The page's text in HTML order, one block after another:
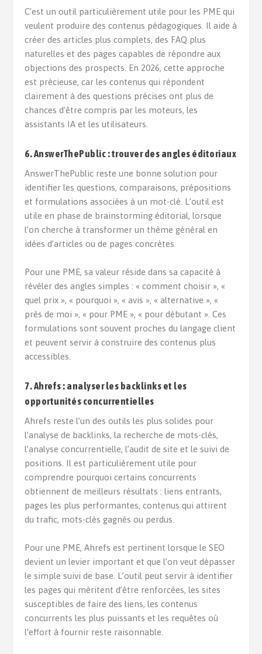
C’est un outil particulièrement utile pour les PME qui
veulent produire des contenus pédagogiques. Il aide à
créer des articles plus complets, des FAQ plus
naturelles et des pages capables de répondre aux
objections des prospects. En 2026, cette approche
est précieuse, car les contenus qui répondent
clairement à des questions précises ont plus de
chances d’être compris par les moteurs, les
assistants IA et les utilisateurs.
6. AnswerThePublic : trouver des angles éditoriaux
AnswerThePublic reste une bonne solution pour
identifier les questions, comparaisons, prépositions
et formulations associées à un mot-clé. L’outil est
utile en phase de brainstorming éditorial, lorsque
l’on cherche à transformer un thème général en
idées d’articles ou de pages concrètes.
Pour une PME, sa valeur réside dans sa capacité à
révéler des angles simples : « comment choisir », «
quel prix », « pourquoi », « avis », « alternative », «
près de moi », « pour PME », « pour débutant ». Ces
formulations sont souvent proches du langage client
et peuvent servir à construire des contenus plus
accessibles.
7. Ahrefs : analyser les backlinks et les
opportunités concurrentielles
Ahrefs reste l’un des outils les plus solides pour
l’analyse de backlinks, la recherche de mots-clés,
l’analyse concurrentielle, l’audit de site et le suivi de
positions. Il est particulièrement utile pour
comprendre pourquoi certains concurrents
obtiennent de meilleurs résultats : liens entrants,
pages les plus performantes, contenus qui attirent
du trafic, mots-clés gagnés ou perdus.
Pour une PME, Ahrefs est pertinent lorsque le SEO
devient un levier important et que l’on veut dépasser
le simple suivi de base. L’outil peut servir à identifier
les pages qui méritent d’être renforcées, les sites
susceptibles de faire des liens, les contenus
concurrents les plus puissants et les requêtes où
l’effort à fournir reste raisonnable.